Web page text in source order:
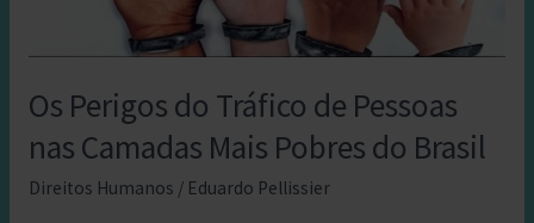
Os Perigos do Tráfico de Pessoas
nas Camadas Mais Pobres do Brasil
Direitos Humanos / Eduardo Pellissier